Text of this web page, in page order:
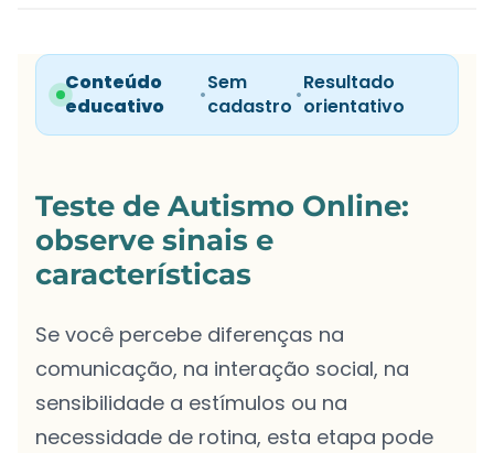
Conteúdo
educativo
•Sem
cadastro •Resultado
orientativo
Teste de Autismo Online:
observe sinais e
características
Se você percebe diferenças na
comunicação, na interação social, na
sensibilidade a estímulos ou na
necessidade de rotina, esta etapa pode